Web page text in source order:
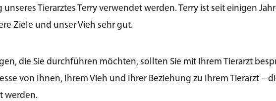
Tierarztes Terry verwendet werden. Terry ist seit einigen
Ziele und unser Vieh sehr gut.
die Sie durchführen möchten, sollten Sie mit Ihrem Tierarzt
von Ihnen, Ihrem Vieh und Ihrer Beziehung zu Ihrem Tierarzt –
werden.